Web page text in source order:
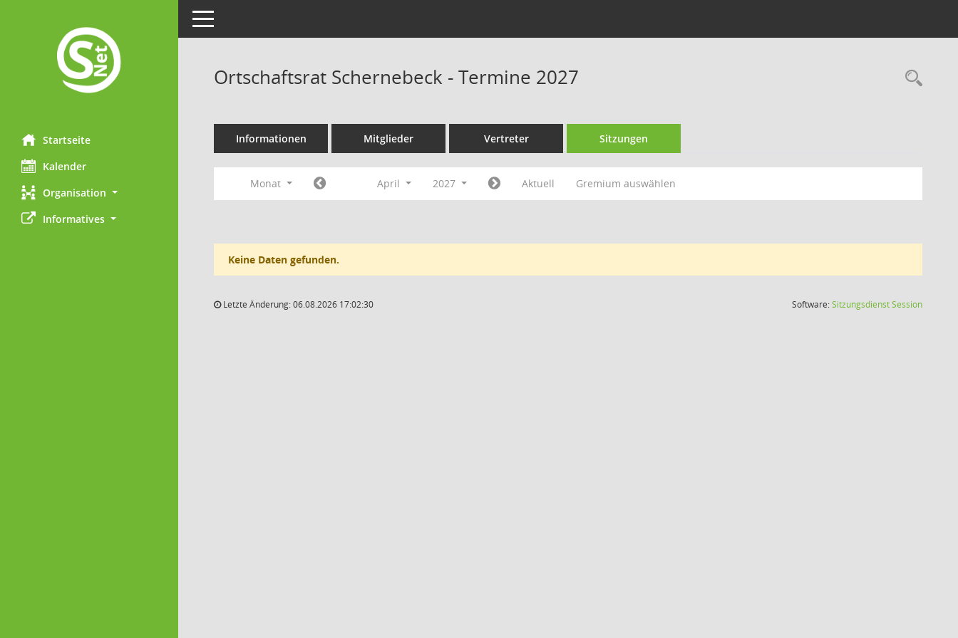
Startseite
Kalender
Organisation
Informatives
Toggle navigation
Ortschaftsrat Schernebeck - Termine 2027
Informationen Mitglieder Vertreter Sitzungen
Monat April 2027 Aktuell Gremium auswählen
Keine Daten gefunden.
Letzte Änderung: 06.08.2026 17:02:30 Software:SitzungsdienstSession(Wird in